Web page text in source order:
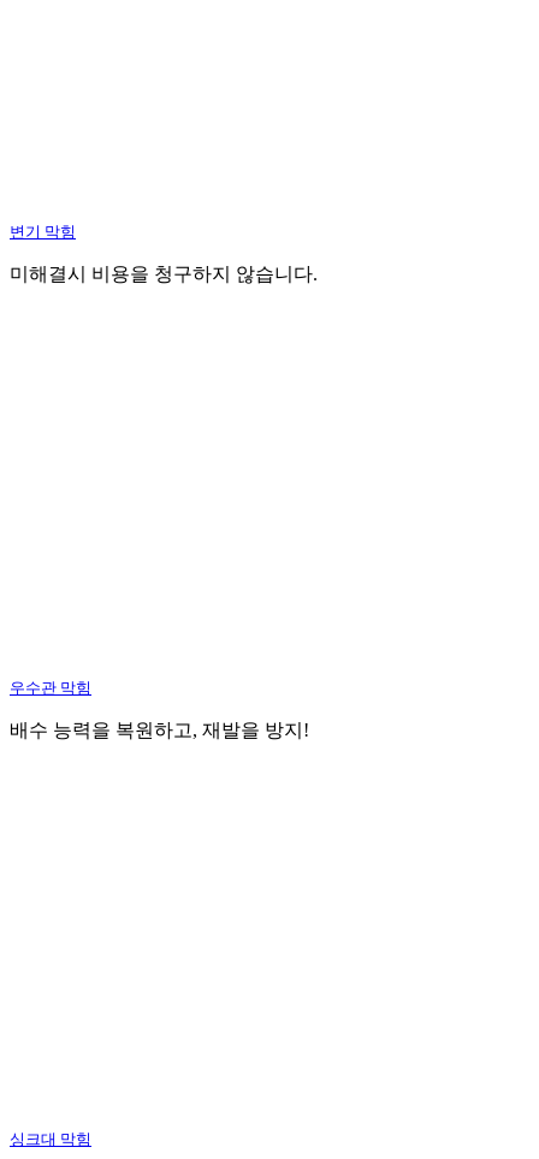
변기 막힘
미해결시 비용을 청구하지 않습니다.
우수관 막힘
배수 능력을 복원하고, 재발을 방지!
싱크대 막힘